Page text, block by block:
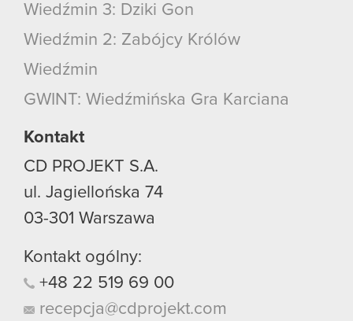
Wiedźmin 3: Dziki Gon
Wiedźmin 2: Zabójcy Królów
Wiedźmin
GWINT: Wiedźmińska Gra Karciana
Kontakt
CD PROJEKT S.A.
ul. Jagiellońska 74
03-301 Warszawa
Kontakt ogólny:
+48 22 519 69 00
recepcja@cdprojekt.com